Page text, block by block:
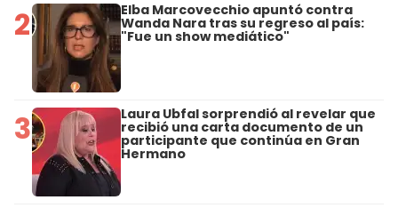
2 Elba Marcovecchio apuntó contra
Wanda Nara tras su regreso al país:
"Fue un show mediático"
3 Laura Ubfal sorprendió al revelar que
recibió una carta documento de un
participante que continúa en Gran
Hermano